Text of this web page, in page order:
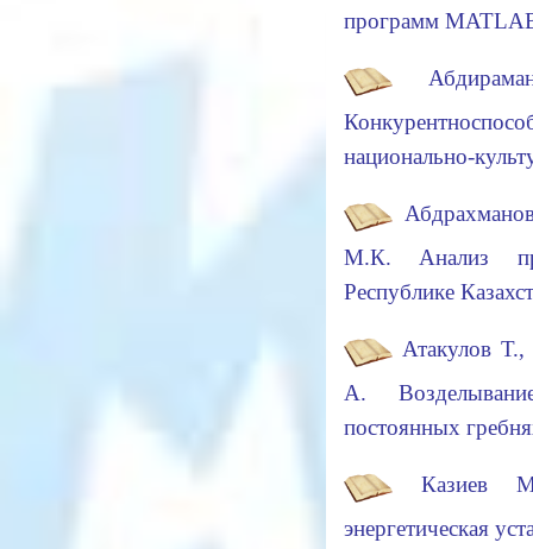
программ
национально-
М.К. Анализ
Республике
Атакулов
А.
постоянных
Казиев
энергетическая